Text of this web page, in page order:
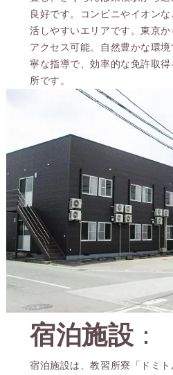
良好です。コンビニやイオン
活しやすいエリアです。東京
アクセス可能。自然豊かな環
寧な指導で、効率的な免許取
所です。
宿泊施設 ：
宿泊施設は、教習所寮「ドミ